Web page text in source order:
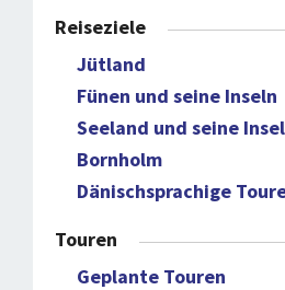
Reiseziele
Jütland
Fünen und seine Inseln
Seeland und seine
Bornholm
Dänischsprachige
Touren
Geplante Touren